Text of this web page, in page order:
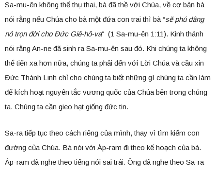
Sa-mu-ên không thể thụ thai, bà đã thề với Chúa, về cơ bản bà
nói rằng nếu Chúa cho bà một đứa con trai thì bà “sẽ phú dâng
nó trọn đời cho Đức Giê-hô-va” (1 Sa-mu-ên 1:11). Kinh thánh
nói rằng An-ne đã sinh ra Sa-mu-ên sau đó. Khi chúng ta không
thể tiến xa hơn nữa, chúng ta phải đến với Lời Chúa và cầu xin
Đức Thánh Linh chỉ cho chúng ta biết những gì chúng ta cần làm
để kích hoạt nguyên tắc vương quốc của Chúa bên trong chúng
ta. Chúng ta cần gieo hạt giống đức tin.
Sa-ra tiếp tục theo cách riêng của mình, thay vì tìm kiếm con
đường của Chúa. Bà nói với Áp-ram đi theo kế hoạch của bà.
Áp-ram đã nghe theo tiếng nói sai trái. Ông đã nghe theo Sa-ra